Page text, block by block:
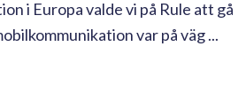
i Europa valde vi på Rule att gå
var på väg ...